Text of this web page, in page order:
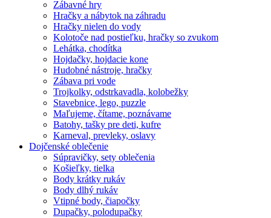
Zábavné hry
Hračky a nábytok na záhradu
Hračky nielen do vody
Kolotoče nad postieľku, hračky so zvukom
Lehátka, chodítka
Hojdačky, hojdacie kone
Hudobné nástroje, hračky
Zábava pri vode
Trojkolky, odstrkavadla, kolobežky
Stavebnice, lego, puzzle
Maľujeme, čítame, poznávame
Batohy, tašky pre deti, kufre
Karneval, prevleky, oslavy
Dojčenské oblečenie
Súpravičky, sety oblečenia
Košieľky, tielka
Body krátky rukáv
Body dlhý rukáv
Vtipné body, čiapočky
Dupačky, polodupačky